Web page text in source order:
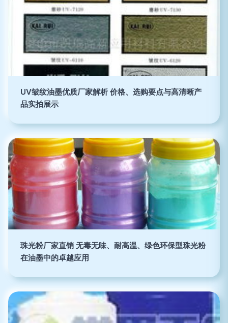
UV皱纹油墨优质厂家解析 价格、选购要点与高清晰产
品实拍展示
珠光粉厂家直销 无毒无味、耐高温、绿色环保型珠光粉
在油墨中的卓越应用